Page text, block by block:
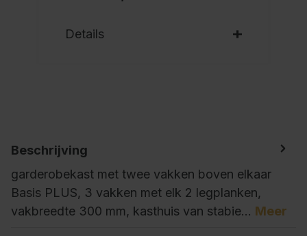
Details
Beschrijving
garderobekast met twee vakken boven elkaar
Basis PLUS, 3 vakken met elk 2 legplanken,
vakbreedte 300 mm, kasthuis van stabie… Meer